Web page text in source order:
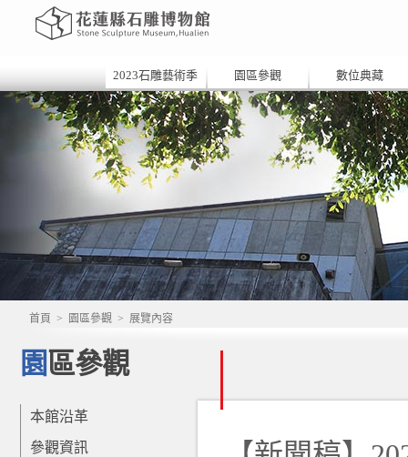
2023石雕藝術季 園區參觀 數位典藏
首頁 > 園區參觀 > 展覽內容
園區參觀
本館沿革
參觀資訊